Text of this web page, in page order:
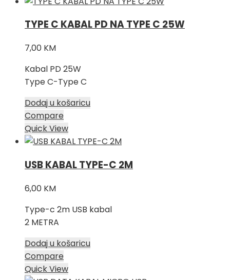
TYPE C KABAL PD NA TYPE C 25W
7,00 KM
Kabal PD 25W
Type C-Type C
Dodaj u košaricu
Compare
Quick View
USB KABAL TYPE-C 2M
6,00 KM
Type-c 2m USB kabal
2 METRA
Dodaj u košaricu
Compare
Quick View